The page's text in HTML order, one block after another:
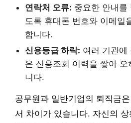
연락처 오류: 중요한 안내를
도록 휴대폰 번호와 이메일
합니다.
신용등급 하락: 여러 기관에
은 신용조회 이력을 쌓아
니다.
공무원과 일반기업의 퇴직금
서 차이가 있습니다. 자신의